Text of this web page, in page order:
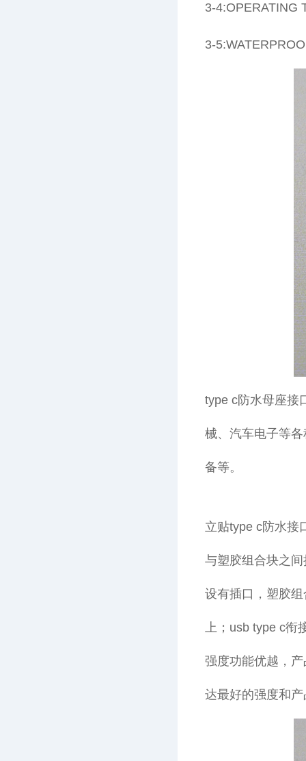
3-4:OPERATING
3-
type c防水母座接
械、汽车电子等
备等。
立贴type c防水接
与塑胶组合块之
设有插口，塑胶
上；usb type c衔
强度功能优越，
达最好的强度和